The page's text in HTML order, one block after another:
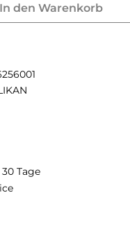
In den Warenkorb
Tage